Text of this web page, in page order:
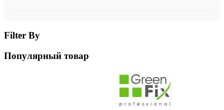
Filter By
Популярный товар